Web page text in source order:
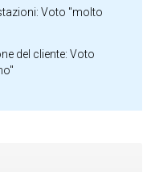
Voto "molto
del cliente: Voto